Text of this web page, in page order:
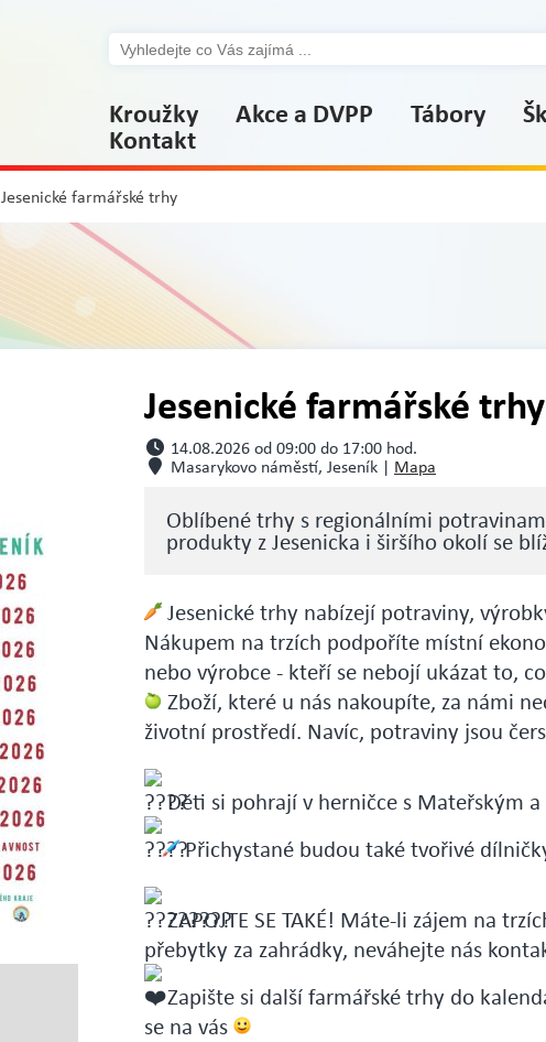
Kroužky Akce a DVPP Tábory
Kontakt
Jesenické farmářské trhy
Jesenické farmářské
14.08.2026 od 09:00 do 17:00 hod.
Masarykovo náměstí, Jeseník | Mapa
Oblíbené trhy s regionálními
produkty z Jesenicka i širšího okolí se
Jesenické trhy nabízejí potraviny,
Nákupem na trzích podpoříte místní
nebo výrobce - kteří se nebojí ukázat to,
Zboží, které u nás nakoupíte, za námi
životní prostředí. Navíc, potraviny jsou
Děti si pohrají v herničce s Mateřským
Přichystané budou také tvořivé
ZAPOJTE SE TAKÉ! Máte-li zájem na
přebytky za zahrádky, neváhejte nás
Zapište si další farmářské trhy do
se na vás